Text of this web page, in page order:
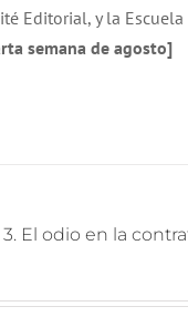
Editorial, y la
semana de agosto]